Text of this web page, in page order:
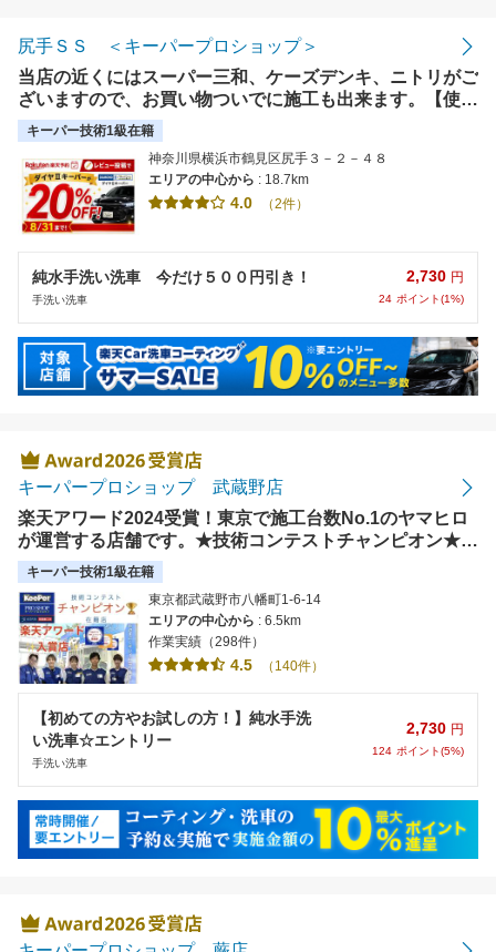
尻手ＳＳ ＜キーパープロショップ＞
当店の近くにはスーパー三和、ケーズデンキ、ニトリがご
ざいますので、お買い物ついでに施工も出来ます。【使え
ます】エネオスカード、各種電子マネー
キーパー技術1級在籍
神奈川県横浜市鶴見区尻手３－２－４８
エリアの中心から : 18.7km
4.0 （2件）
純水手洗い洗車 今だけ５００円引き！
手洗い洗車
2,730 円
24 ポイント(1%)
キーパープロショップ 武蔵野店
楽天アワード2024受賞！東京で施工台数No.1のヤマヒロ
が運営する店舗です。★技術コンテストチャンピオン★在
籍店！！お客様の大切なお車を期待以上にキレイにしま
す！
キーパー技術1級在籍
東京都武蔵野市八幡町1-6-14
エリアの中心から : 6.5km
作業実績（298件）
4.5 （140件）
【初めての方やお試しの方！】純水手洗
い洗車☆エントリー
手洗い洗車
2,730 円
124 ポイント(5%)